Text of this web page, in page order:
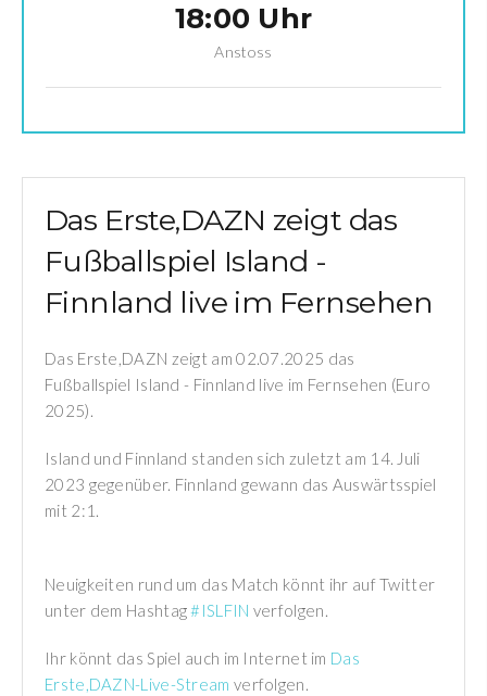
18:00 Uhr
Anstoss
Das Erste,DAZN zeigt das
Fußballspiel Island -
Finnland live im Fernsehen
Das Erste,DAZN zeigt am 02.07.2025 das
Fußballspiel Island - Finnland live im Fernsehen (Euro
2025).
Island und Finnland standen sich zuletzt am 14. Juli
2023 gegenüber. Finnland gewann das Auswärtsspiel
mit 2:1.
Neuigkeiten rund um das Match könnt ihr auf Twitter
unter dem Hashtag#ISLFIN verfolgen.
Ihr könnt das Spiel auch im Internet im Das
Erste,DAZN-Live-Stream verfolgen.